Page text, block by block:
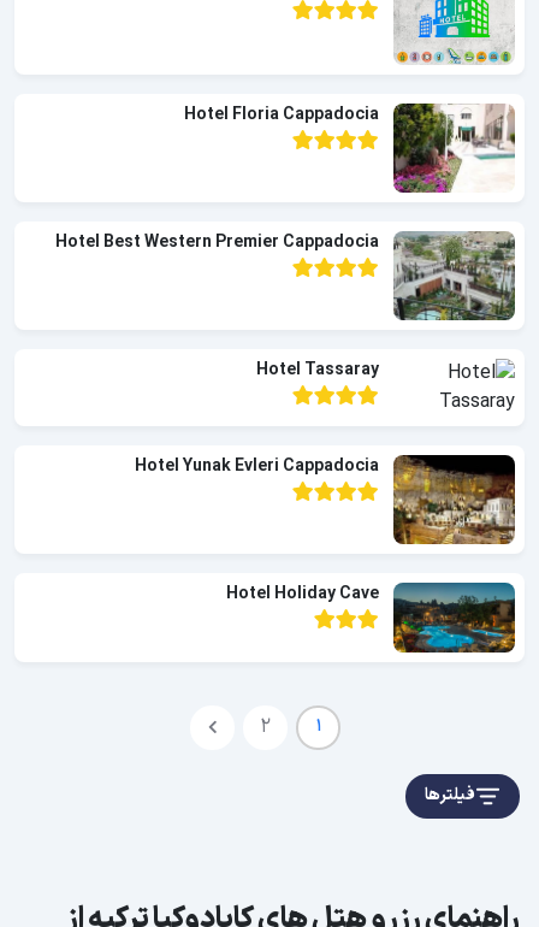
Hotel Floria Cappadocia
Hotel Best Western Premier Cappadocia
Hotel Tassaray
Hotel Yunak Evleri Cappadocia
Hotel Holiday Cave
1
2
فیلترها